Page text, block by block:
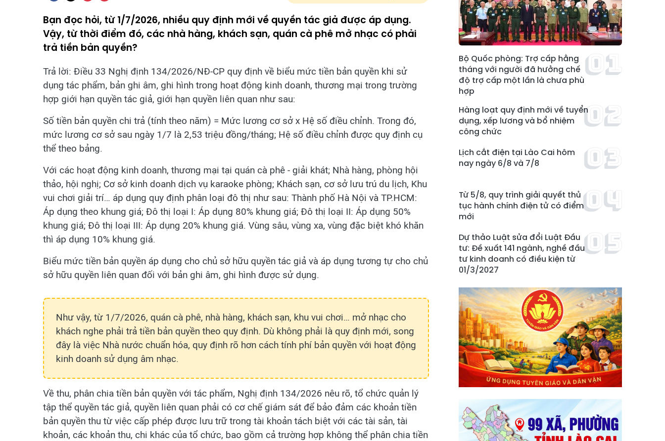
Bạn đọc hỏi, từ 1/7/2026, nhiều quy định mới về quyền tác giả được áp dụng.
Vậy, từ thời điểm đó, các nhà hàng, khách sạn, quán cà phê mở nhạc có phải
trả tiền bản quyền?
Trả lời: Điều 33 Nghị định 134/2026/NĐ-CP quy định về biểu mức tiền bản quyền khi sử
dụng tác phẩm, bản ghi âm, ghi hình trong hoạt động kinh doanh, thương mại trong trường
hợp giới hạn quyền tác giả, giới hạn quyền liên quan như sau:
Số tiền bản quyền chi trả (tính theo năm) = Mức lương cơ sở x Hệ số điều chỉnh. Trong đó,
mức lương cơ sở sau ngày 1/7 là 2,53 triệu đồng/tháng; Hệ số điều chỉnh được quy định cụ
thể theo bảng.
Với các hoạt động kinh doanh, thương mại tại quán cà phê - giải khát; Nhà hàng, phòng hội
thảo, hội nghị; Cơ sở kinh doanh dịch vụ karaoke phòng; Khách sạn, cơ sở lưu trú du lịch, Khu
vui chơi giải trí… áp dụng quy định phân loại đô thị như sau: Thành phố Hà Nội và TP.HCM:
Áp dụng theo khung giá; Đô thị loại I: Áp dụng 80% khung giá; Đô thị loại II: Áp dụng 50%
khung giá; Đô thị loại III: Áp dụng 20% khung giá. Vùng sâu, vùng xa, vùng đặc biệt khó khăn
thì áp dụng 10% khung giá.
Biểu mức tiền bản quyền áp dụng cho chủ sở hữu quyền tác giả và áp dụng tương tự cho chủ
sở hữu quyền liên quan đối với bản ghi âm, ghi hình được sử dụng.
Như vậy, từ 1/7/2026, quán cà phê, nhà hàng, khách sạn, khu vui chơi… mở nhạc cho
khách nghe phải trả tiền bản quyền theo quy định. Dù không phải là quy định mới, song
đây là việc Nhà nước chuẩn hóa, quy định rõ hơn cách tính phí bản quyền với hoạt động
kinh doanh sử dụng âm nhạc.
Về thu, phân chia tiền bản quyền với tác phẩm, Nghị định 134/2026 nêu rõ, tổ chức quản lý
tập thể quyền tác giả, quyền liên quan phải có cơ chế giám sát để bảo đảm các khoản tiền
bản quyền thu từ việc cấp phép được lưu trữ trong tài khoản tách biệt với các tài sản, tài
khoản, các khoản thu, chi khác của tổ chức, bao gồm cả trường hợp không thể phân chia tiền
Bộ Quốc phòng: Trợ cấp hằng
tháng với người đã hưởng chế
độ trợ cấp một lần là chưa phù
hợp
Hàng loạt quy định mới về tuyển
dụng, xếp lương và bổ nhiệm
công chức
Lịch cắt điện tại Lào Cai hôm
nay ngày 6/8 và 7/8
Từ 5/8, quy trình giải quyết thủ
tục hành chính điện tử có điểm
mới
Dự thảo Luật sửa đổi Luật Đầu
tư: Đề xuất 141 ngành, nghề đầu
tư kinh doanh có điều kiện từ
01/3/2027